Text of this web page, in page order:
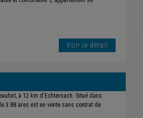
Voir le détail
à 12 km d'Echternach. Situé dans
3.88 ares est en vente sans contrat de